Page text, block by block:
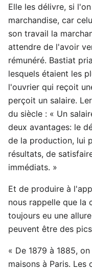
Elle les délivre, si
marchandise, car
son travail la
attendre de l'avoir
rémunéré. Bastiat
lesquels étaient les
l'ouvrier qui reçoit
perçoit un salaire.
du siècle : « Un
deux avantages: le
de la production, lui
résultats, de
immédiats. »
Et de produire à
nous rappelle que la
toujours eu une
peuvent être des
« De 1879 à 1885,
maisons à Paris. Les